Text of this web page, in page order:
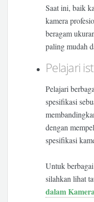
Saat ini, baik
kamera
beragam
paling mudah
Pelajari
Pelajari
spesifikasi
dengan
spesifikasi
Untuk
silahkan lihat
dalam